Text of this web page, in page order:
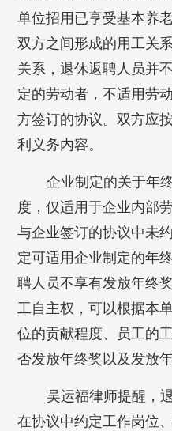
单位招用已享受基本养
双方之间形成的用工关
关系，退休返聘人员并
定的劳动者，不适用劳
方签订的协议。双方应
利义务内容。
企业制定的关于年
度，仅适用于企业内部
与企业签订的协议中未
定可适用企业制定的年
聘人员不享有发放年终
工自主权，可以根据本
位的贡献程度、员工的
否发放年终奖以及发放
吴运福律师提醒，
在协议中约定工作岗位